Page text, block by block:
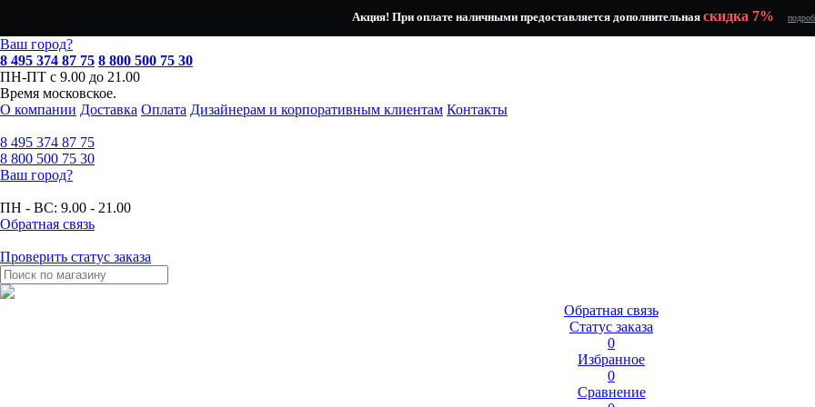
Акция! При оплате наличными предоставляется дополнительная скидка 7%
Ваш город?
8 495 374 87 75 8 800 500 75 30
ПН-ПТ с 9.00 до 21.00
Время московское.
О компании Доставка Оплата Дизайнерам и корпоративным клиентам Контакты
8 495 374 87 75
8 800 500 75 30
Ваш город?
ПН - ВС: 9.00 - 21.00
Обратная связь
Проверить статус заказа
Обратная связь
Статус заказа
0
Избранное
0
Сравнение